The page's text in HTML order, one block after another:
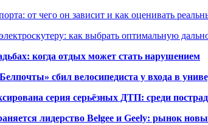
от чего он зависит и как оценивать
как выбрать оптимальную
когда отдых может стать нарушением
сбил велосипедиста у входа в
серия серьёзных ДТП: среди
лидерство Belgee и Geely: рынок